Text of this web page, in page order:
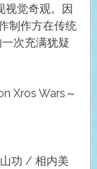
视觉奇观。因
制作方在传统
次充满犹疑
Xros Wars～
功 / 相内美